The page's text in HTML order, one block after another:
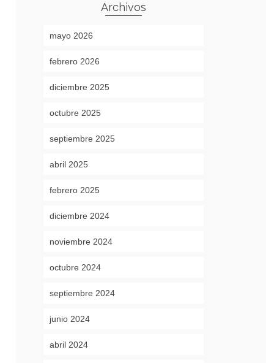
Archivos
mayo 2026
febrero 2026
diciembre 2025
octubre 2025
septiembre 2025
abril 2025
febrero 2025
diciembre 2024
noviembre 2024
octubre 2024
septiembre 2024
junio 2024
abril 2024